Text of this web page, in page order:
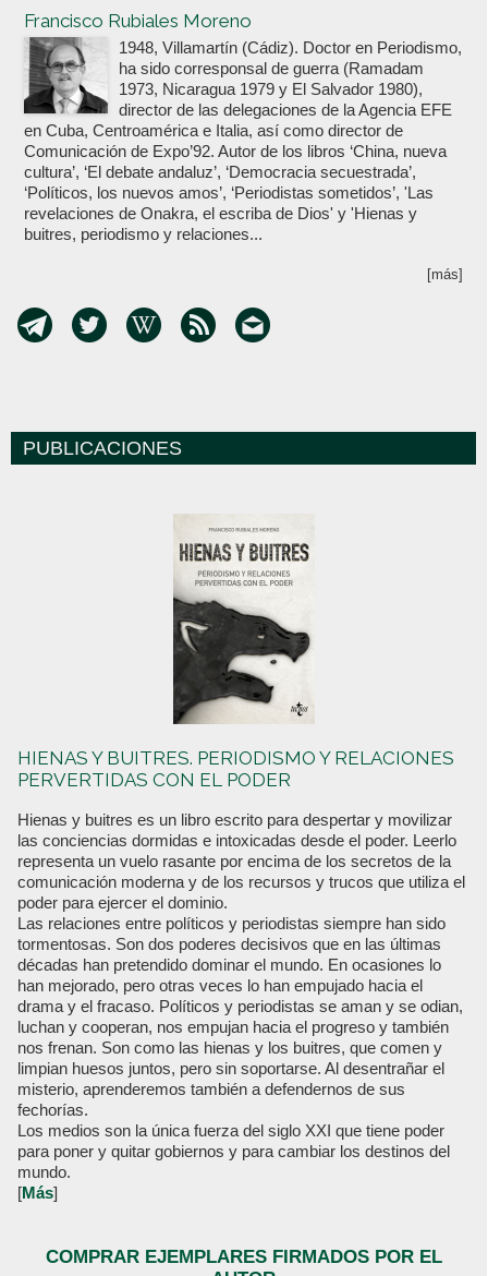
Francisco Rubiales Moreno
1948, Villamartín (Cádiz). Doctor en Periodismo,
ha sido corresponsal de guerra (Ramadam
1973, Nicaragua 1979 y El Salvador 1980),
director de las delegaciones de la Agencia EFE
en Cuba, Centroamérica e Italia, así como director de
Comunicación de Expo’92. Autor de los libros ‘China, nueva
cultura’, ‘El debate andaluz’, ‘Democracia secuestrada’,
‘Políticos, los nuevos amos’, ‘Periodistas sometidos’, 'Las
revelaciones de Onakra, el escriba de Dios' y 'Hienas y
buitres, periodismo y relaciones...
[más]
PUBLICACIONES
HIENAS Y BUITRES. PERIODISMO Y RELACIONES
PERVERTIDAS CON EL PODER
Hienas y buitres es un libro escrito para despertar y movilizar
las conciencias dormidas e intoxicadas desde el poder. Leerlo
representa un vuelo rasante por encima de los secretos de la
comunicación moderna y de los recursos y trucos que utiliza el
poder para ejercer el dominio.
Las relaciones entre políticos y periodistas siempre han sido
tormentosas. Son dos poderes decisivos que en las últimas
décadas han pretendido dominar el mundo. En ocasiones lo
han mejorado, pero otras veces lo han empujado hacia el
drama y el fracaso. Políticos y periodistas se aman y se odian,
luchan y cooperan, nos empujan hacia el progreso y también
nos frenan. Son como las hienas y los buitres, que comen y
limpian huesos juntos, pero sin soportarse. Al desentrañar el
misterio, aprenderemos también a defendernos de sus
fechorías.
Los medios son la única fuerza del siglo XXI que tiene poder
para poner y quitar gobiernos y para cambiar los destinos del
mundo.
[Más]
COMPRAR EJEMPLARES FIRMADOS POR EL